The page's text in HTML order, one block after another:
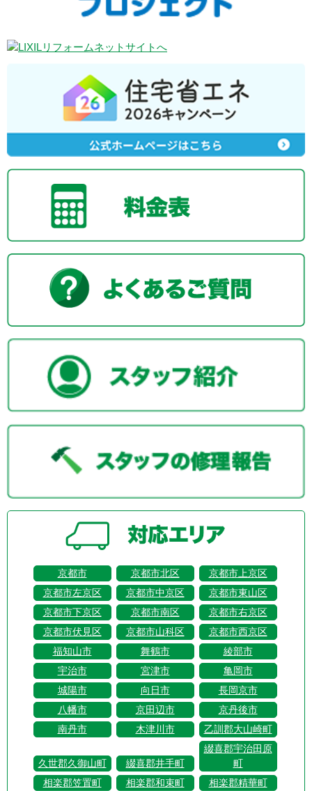
京都市 京都市北区
京都市上京区
京都市左京区
京都市中京区
京都市東山区
京都市下京区
京都市南区
京都市右京区
京都市伏見区
京都市山科区
京都市西京区
福知山市
舞鶴市
綾部市
宇治市
宮津市
亀岡市
城陽市
向日市
長岡京市
八幡市
京田辺市
京丹後市
南丹市
木津川市 乙訓郡大山崎町
久世郡久御山町 綴喜郡井手町
綴喜郡宇治田原
町
相楽郡笠置町
相楽郡和束町
相楽郡精華町